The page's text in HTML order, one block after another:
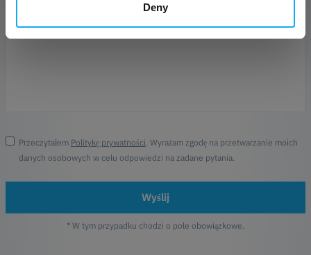
Deny
Przeczytałem Politykę prywatności . Wyrażam zgodę na przetwarzanie moich
danych osobowych w celu odpowiedzi na zadane pytania.
Wyślij
* W tym przypadku chodzi o pole obowiązkowe.